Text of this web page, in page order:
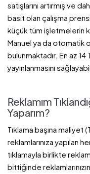
satışlarını artırmış ve
basit olan çalışma
küçük tüm işletmelerin
Manuel ya da otomatik
bulunmaktadır. En az 14
yayınlanmasını
Reklamım
Yaparım?
Tıklama başına
reklamlarınıza yapılan
tıklamayla birlikte
bittiğinde